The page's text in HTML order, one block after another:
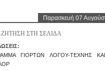
Παρασκευή 07
ΓΙΟΡΤΩΝ ΛΟΓΟΥ-ΤΕΧΝΗΣ